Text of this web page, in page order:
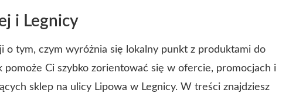
i Legnicy
o tym, czym wyróżnia się lokalny punkt z produktami do
Ci szybko zorientować się w ofercie, promocjach i
sklep na ulicy Lipowa w Legnicy. W treści znajdziesz